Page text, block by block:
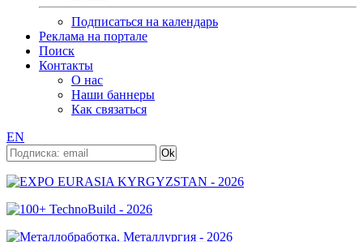
Подписаться на календарь
Реклама на портале
Поиск
Контакты
О нас
Наши баннеры
Как связаться
EN